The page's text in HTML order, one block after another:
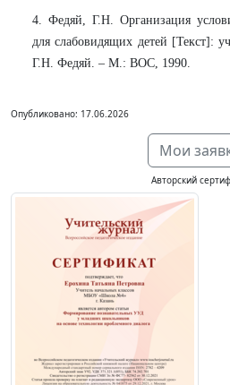
4. Федяй, Г.Н. Организация
для слабовидящих детей [Текст]:
Г.Н. Федяй. – М.: ВОС, 1990.
Опубликовано: 17.06.2026
Мои
Авторский